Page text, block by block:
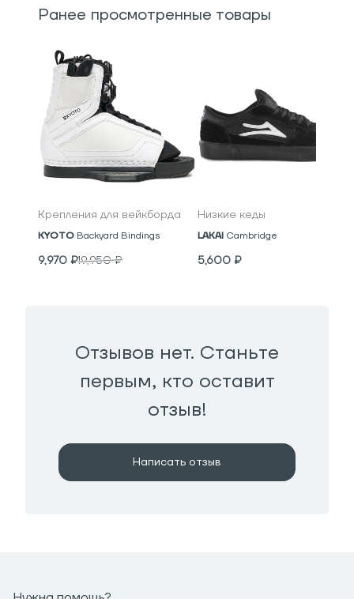
Ранее просмотренные товары
Крепления для вейкборда
KYOTO Backyard Bindings
9,970 ₽19,950₽
Низкие кеды
LAKAI Cambridge
5,600 ₽
Отзывов нет. Станьте
первым, кто оставит
отзыв!
Написать отзыв